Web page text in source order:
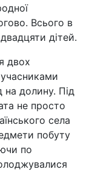
Всього в
дітей.
двох
учасниками
на долину. Під
не просто
села
побуту
по